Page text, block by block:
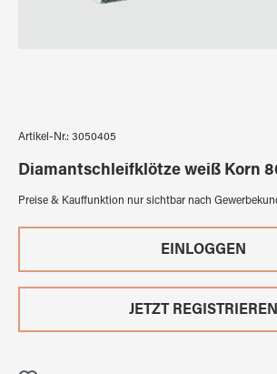
Artikel-Nr.: 3050405
Diamantschleifklötze weiß Korn
Preise & Kauffunktion nur sichtbar nach
EINLOGGEN
JETZT REGISTRIEREN